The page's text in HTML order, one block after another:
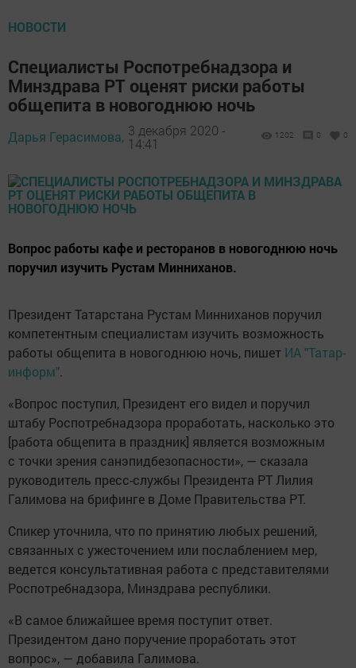
НОВОСТИ
Специалисты Роспотребнадзора и
Минздрава РТ оценят риски работы
общепита в новогоднюю ночь
Дарья Герасимова, 3 декабря 2020 -
14:41
1202 0 0
Вопрос работы кафе и ресторанов в новогоднюю ночь
поручил изучить Рустам Минниханов.
Президент Татарстана Рустам Минниханов поручил
компетентным специалистам изучить возможность
работы общепита в новогоднюю ночь, пишет ИА "Татар-
информ".
«Вопрос поступил, Президент его видел и поручил
штабу Роспотребнадзора проработать, насколько это
[работа общепита в праздник] является возможным
с точки зрения санэпидбезопасности», — сказала
руководитель пресс-службы Президента РТ Лилия
Галимова на брифинге в Доме Правительства РТ.
Спикер уточнила, что по принятию любых решений,
связанных с ужесточением или послаблением мер,
ведется консультативная работа с представителями
Роспотребнадзора, Минздрава республики.
«В самое ближайшее время поступит ответ.
Президентом дано поручение проработать этот
вопрос», — добавила Галимова.